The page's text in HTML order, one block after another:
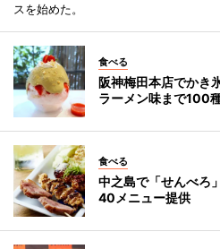
スを始めた。
食べる
阪神梅田本店でかき
ラーメン味まで100
食べる
中之島で「せんべ
40メニュー提供